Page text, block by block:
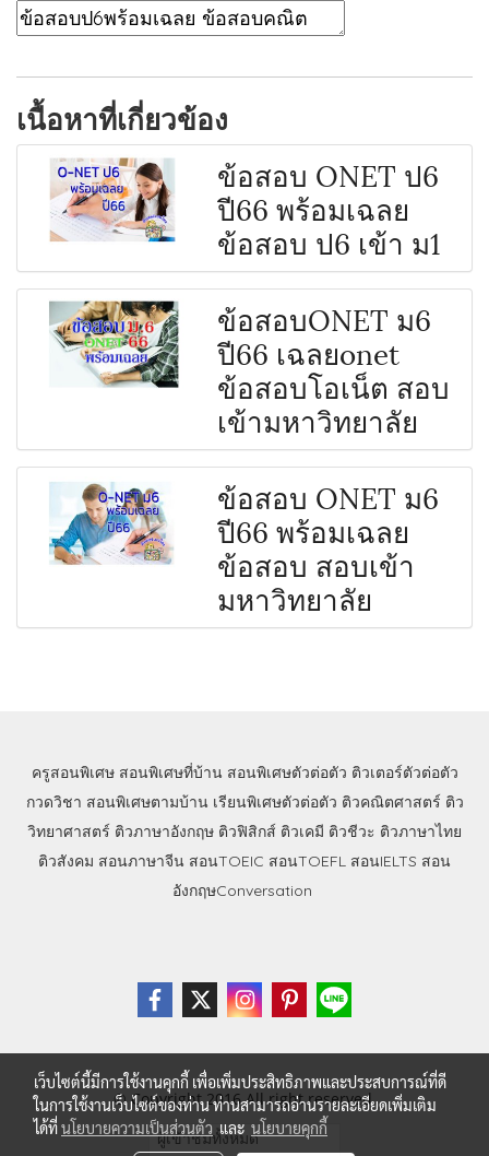
เนื้อหาที่เกี่ยวข้อง
ข้อสอบ ONET ป6
ปี66 พร้อมเฉลย
ข้อสอบ ป6 เข้า ม1
ข้อสอบONET ม6
ปี66 เฉลยonet
ข้อสอบโอเน็ต สอบ
เข้ามหาวิทยาลัย
ข้อสอบ ONET ม6
ปี66 พร้อมเฉลย
ข้อสอบ สอบเข้า
มหาวิทยาลัย
ครูสอนพิเศษ สอนพิเศษที่บ้าน สอนพิเศษตัวต่อตัว ติวเตอร์ตัวต่อตัว
กวดวิชา สอนพิเศษตามบ้าน เรียนพิเศษตัวต่อตัว ติวคณิตศาสตร์ ติว
วิทยาศาสตร์ ติวภาษาอังกฤษ ติวฟิสิกส์ ติวเคมี ติวชีวะ ติวภาษาไทย
ติวสังคม สอนภาษาจีน สอนTOEIC สอนTOEFL สอนIELTS สอน
อังกฤษConversation
© Copyright 2016 All right reserved.
ผู้เข้าชมวันนี้
4,444
เว็บไซต์นี้มีการใช้งานคุกกี้ เพื่อเพิ่มประสิทธิภาพและประสบการณ์ที่ดี
ในการใช้งานเว็บไซต์ของท่าน ท่านสามารถอ่านรายละเอียดเพิ่มเติม
ได้ที่นโยบายความเป็นส่วนตัวและ นโยบายคุกกี้